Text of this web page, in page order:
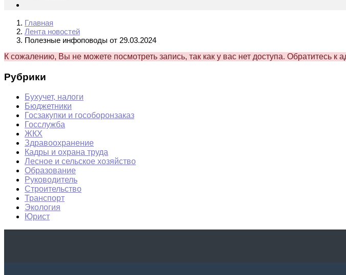
Главная
Лента новостей
Полезные инфоповоды от 29.03.2024
К сожалению, Вы не можете посмотреть запись, так как у вас нет доступа. Обратитесь к
Рубрики
Бухучет, налоги
Бюджетники
Госзакупки и гособоронзаказ
Госслужба
ЖКХ
Здравоохранение
Кадры и охрана труда
Лесное и сельское хозяйство
Образование
Руководитель
Строительство
Транспорт
Экология
Юрист